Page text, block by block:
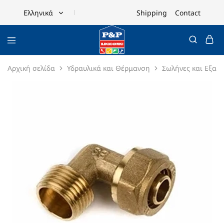
Ελληνικά
English
Shipping Contact
Αρχική σελίδα Υδραυλικά και Θέρμανση Σωλήνες και